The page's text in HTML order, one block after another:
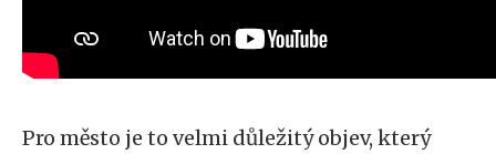
Pro město je to velmi důležitý objev, který